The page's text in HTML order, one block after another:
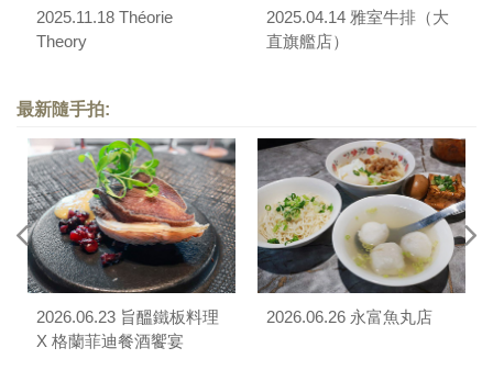
2025.11.18 Théorie
Theory
2025.04.14 雅室牛排（大
直旗艦店）
最新隨手拍:
2026.06.23 旨醞鐵板料理
X 格蘭菲迪餐酒饗宴
2026.06.26 永富魚丸店